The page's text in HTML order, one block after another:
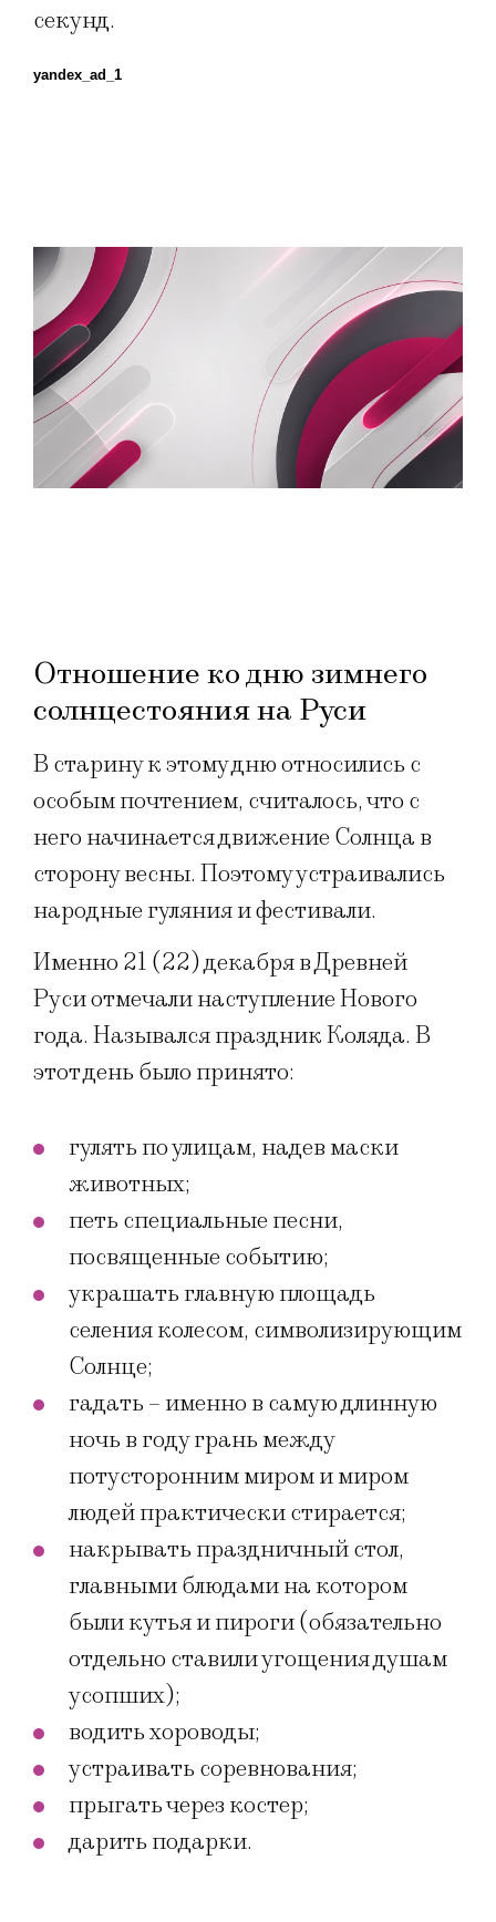
секунд.
yandex_ad_1
Отношение ко дню зимнего
солнцестояния на Руси
В старину к этому дню относились с
особым почтением, считалось, что с
него начинается движение Солнца в
сторону весны. Поэтому устраивались
народные гуляния и фестивали.
Именно 21 (22) декабря в Древней
Руси отмечали наступление Нового
года. Назывался праздник Коляда. В
этот день было принято:
гулять по улицам, надев маски
животных;
петь специальные песни,
посвященные событию;
украшать главную площадь
селения колесом, символизирующим
Солнце;
гадать – именно в самую длинную
ночь в году грань между
потусторонним миром и миром
людей практически стирается;
накрывать праздничный стол,
главными блюдами на котором
были кутья и пироги (обязательно
отдельно ставили угощения душам
усопших);
водить хороводы;
устраивать соревнования;
прыгать через костер;
дарить подарки.